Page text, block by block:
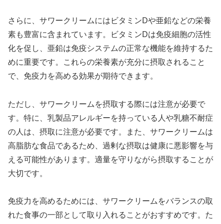
さらに、サワークリームにはビタミンDや亜鉛などの栄養
素も豊富に含まれています。ビタミンDは免疫細胞の活性
化を促し、亜鉛は免疫システムの正常な機能を維持するた
めに重要です。これらの栄養素が充分に摂取されること
で、免疫力を高める効果が期待できます。
ただし、サワークリームを摂取する際には注意が必要で
す。特に、乳製品アレルギーを持っている人や乳糖不耐症
の人は、摂取に注意が必要です。また、サワークリームは
高脂肪な食品であるため、過剰な摂取は健康に悪影響を与
える可能性があります。適量を守りながら摂取することが
大切です。
免疫力を高めるためには、サワークリームをバランスの取
れた食事の一部として取り入れることがおすすめです。た